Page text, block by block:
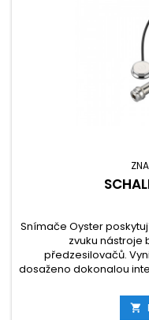
Snímače Oyster
zvuku nástroje
předzesilovačů.
dosaženo dokonalou
prvku a plastového
jsou zajištěny
